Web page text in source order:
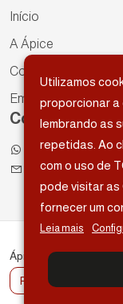
Início
A Ápice
Contato
Empreendimentos
Contatos
(85) 99705-6462
Ápice Construções -
Política de
Utilizamos
proporcionar a
lembrando as
repetidas. Ao
com o uso de
pode visitar
fornecer um
Leia mais